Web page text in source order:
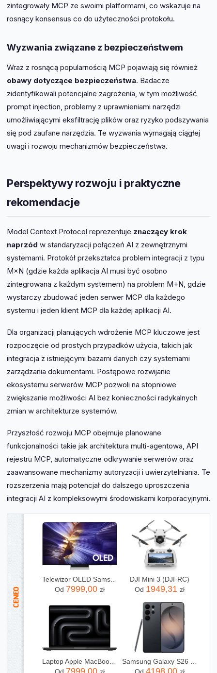
zintegrowały MCP ze swoimi platformami, co wskazuje na
rosnący konsensus co do użyteczności protokołu.
Wyzwania związane z bezpieczeństwem
Wraz z rosnącą popularnością MCP pojawiają się również
obawy dotyczące bezpieczeństwa. Badacze
zidentyfikowali potencjalne zagrożenia, w tym możliwość
prompt injection, problemy z uprawnieniami narzędzi
umożliwiającymi eksfiltrację plików oraz ryzyko podszywania
się pod zaufane narzędzia. Te wyzwania wymagają ciągłej
uwagi i rozwoju mechanizmów bezpieczeństwa.
Perspektywy rozwoju i praktyczne
rekomendacje
Model Context Protocol reprezentuje znaczący krok
naprzód w standaryzacji połączeń AI z zewnętrznymi
systemami. Protokół przekształca problem integracji z typu
M×N (gdzie każda aplikacja AI musi być osobno
zintegrowana z każdym systemem) na problem M+N, gdzie
wystarczy zbudować jeden serwer MCP dla każdego
systemu i jeden klient MCP dla każdej aplikacji AI.
Dla organizacji planujących wdrożenie MCP kluczowe jest
rozpoczęcie od prostych przypadków użycia, takich jak
integracja z istniejącymi bazami danych czy systemami
zarządzania dokumentami. Postępowe rozwijanie
ekosystemu serwerów MCP pozwoli na stopniowe
zwiększanie możliwości AI bez konieczności radykalnych
zmian w architekturze systemów.
Przyszłość rozwoju MCP obejmuje planowane
funkcjonalności takie jak architektura multi-agentowa, API
rejestru MCP, automatyczne odkrywanie serwerów oraz
zaawansowane mechanizmy autoryzacji i uwierzytelniania. Te
rozszerzenia mają potencjał do dalszego uproszczenia
integracji AI z kompleksowymi środowiskami korporacyjnymi.
Telewizor OLED Samsung QE77S90FAEXXH 77 cali 4K UHD
Od 7999,00 zł
DJI Mini 3 (DJI-RC)
Od 1949,31 zł
Laptop Apple MacBook Pro 2025 14" M5/16GB/512GB/macOS (MDE04ZEA)
Od 7999,00 zł
Od 4198,00 zł